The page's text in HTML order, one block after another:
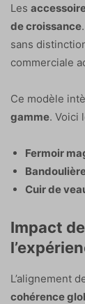
Les
de croissance
sans
commerciale
Ce modèle
gamme. Voici
Fermoir
Cuir de
Impact
L’alignement
cohérence